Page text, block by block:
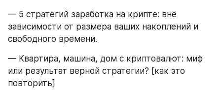
— 5 стратегий заработка на крипте: вне
зависимости от размера ваших накоплений и
свободного времени.
— Квартира, машина, дом с криптовалют: миф
или результат верной стратегии? [как это
повторить]